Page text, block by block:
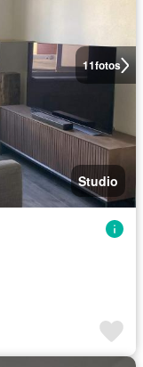
11fotos
Studio